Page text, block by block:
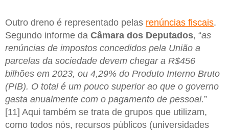
Outro dreno é representado pelas renúncias fiscais.
Segundo informe da Câmara dos Deputados, “as
renúncias de impostos concedidos pela União a
parcelas da sociedade devem chegar a R$456
bilhões em 2023, ou 4,29% do Produto Interno Bruto
(PIB). O total é um pouco superior ao que o governo
gasta anualmente com o pagamento de pessoal.”
[11] Aqui também se trata de grupos que utilizam,
como todos nós, recursos públicos (universidades